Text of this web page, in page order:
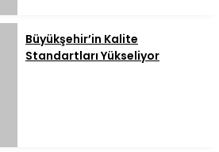
Büyükşehir’in Kalite
Standartları Yükseliyor